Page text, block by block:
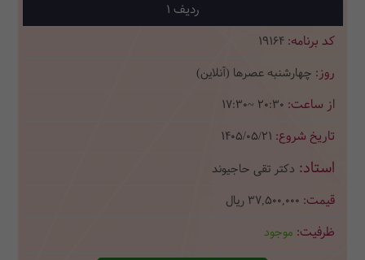
1
19164
چهارشنبه عصرها (آنلاین)
17:30~ 20:30
1405/05/21
دکتر تقی حاجیوند
37,500,000 ریال
موجود